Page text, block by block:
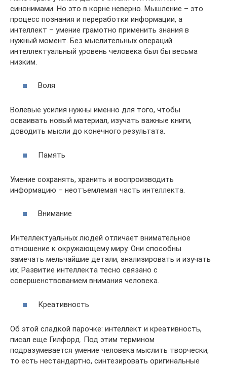
синонимами. Но это в корне неверно. Мышление – это
процесс познания и переработки информации, а
интеллект – умение грамотно применить знания в
нужный момент. Без мыслительных операций
интеллектуальный уровень человека был бы весьма
низким.
Воля
Волевые усилия нужны именно для того, чтобы
осваивать новый материал, изучать важные книги,
доводить мысли до конечного результата.
Память
Умение сохранять, хранить и воспроизводить
информацию – неотъемлемая часть интеллекта.
Внимание
Интеллектуальных людей отличает внимательное
отношение к окружающему миру. Они способны
замечать мельчайшие детали, анализировать и изучать
их. Развитие интеллекта тесно связано с
совершенствованием внимания человека.
Креативность
Об этой сладкой парочке: интеллект и креативность,
писал еще Гилфорд. Под этим термином
подразумевается умение человека мыслить творчески,
то есть нестандартно, синтезировать оригинальные